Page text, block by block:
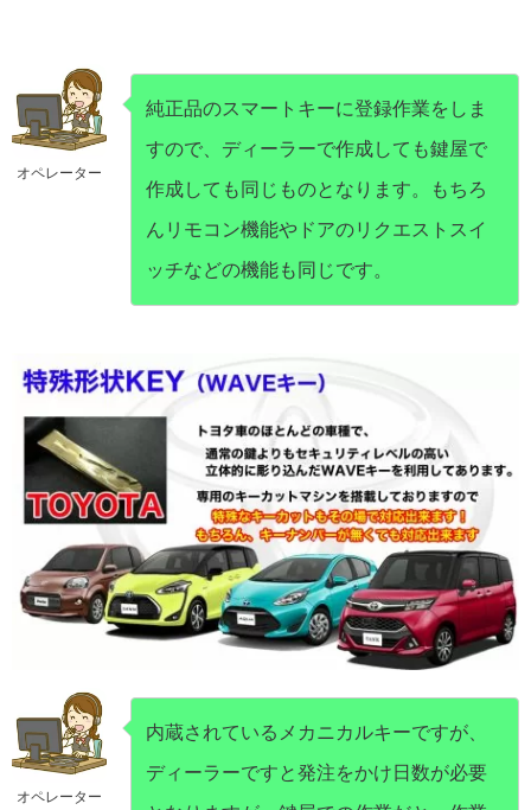
オペレーター
純正品のスマートキーに登録作業をしま
すので、ディーラーで作成しても鍵屋で
作成しても同じものとなります。もちろ
んリモコン機能やドアのリクエストスイ
ッチなどの機能も同じです。
オペレーター
内蔵されているメカニカルキーですが、
ディーラーですと発注をかけ日数が必要